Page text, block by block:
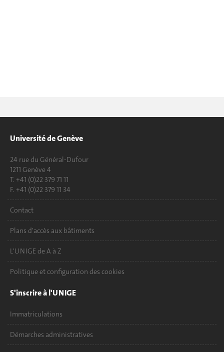
Université de Genève
24 rue du Général-Dufour
1211 Genève 4
T. +41 (0)22 379 71 11
F. +41 (0)22 379 11 34
Contact
Plans d'accès aux bâtiments
L'UNIGE de A à Z
Politique et configuration des cookies
S'inscrire à l'UNIGE
Immatriculations
Démarches administratives